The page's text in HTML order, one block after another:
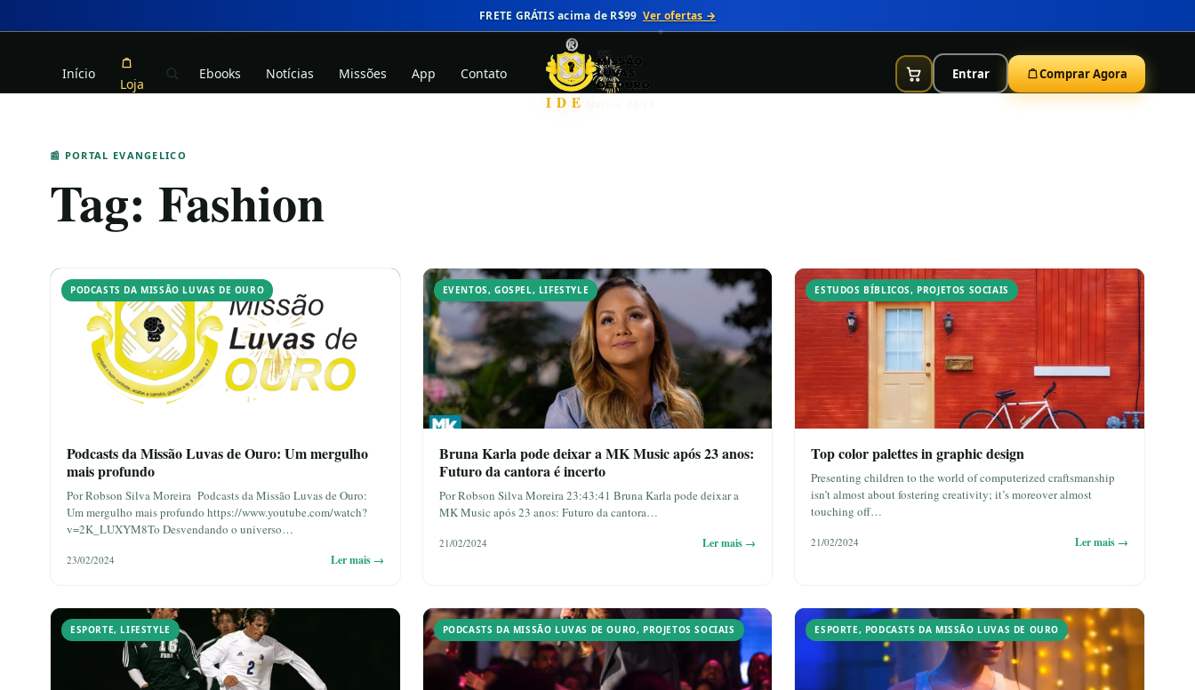
FRETE GRÁTIS acima de R$99 Ver ofertas →
IDE Marcos 16:15
Início
Loja
Ebooks Notícias Missões App Contato Entrar Comprar Agora
📰 PORTAL EVANGELICO
Tag: Fashion
PODCASTS DA MISSÃO LUVAS DE OURO
Podcasts da Missão Luvas de Ouro: Um mergulho
mais profundo
Por Robson Silva Moreira Podcasts da Missão Luvas de Ouro:
Um mergulho mais profundo https://www.youtube.com/watch?
v=2K_LUXYM8To Desvendando o universo…
23/02/2024 Ler mais →
EVENTOS,GOSPEL, LIFESTYLE
Bruna Karla pode deixar a MK Music após 23 anos:
Futuro da cantora é incerto
Por Robson Silva Moreira 23:43:41 Bruna Karla pode deixar a
MK Music após 23 anos: Futuro da cantora…
21/02/2024 Ler mais →
ESTUDOS BÍBLICOS, PROJETOS SOCIAIS
Top color palettes in graphic design
Presenting children to the world of computerized craftsmanship
isn’t almost about fostering creativity; it’s moreover almost
touching off…
21/02/2024 Ler mais →
ESPORTE, LIFESTYLE PODCASTS DA MISSÃO LUVAS DE OURO, PROJETOS SOCIAIS ESPORTE, PODCASTS DA MISSÃO LUVAS DE OURO